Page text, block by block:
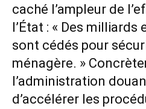
caché l’ampleur de
l’État : « Des
sont cédés pour
ménagère. »
l’administration
d’accélérer les